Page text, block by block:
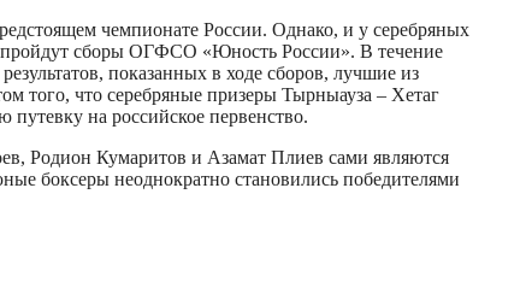
чемпионате России. Однако, и у серебряных
пройдут сборы ОГФСО «Юность России». В течение
показанных в ходе сборов, лучшие из
того, что серебряные призеры Тырныауза – Хетаг
на российское первенство.
Родион Кумаритов и Азамат Плиев сами являются
боксеры неоднократно становились победителями